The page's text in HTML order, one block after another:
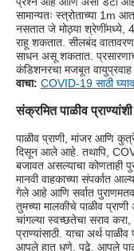
सामान्यतः स्त्रोताच्या
नसतात जे मोठ्या
राहू शकतात. सीलबंद
साधन असू शकतात.
कंडिशनरचा मजबूत वायुप्रवाह
वाचा: COVID-19 साठी
संक्रमित पाळीव
पाळीव प्राणी, मांजर आणि
दिसून आले आहे. तथापि,
बजावत असल्याचा कोणताही
मानवी वाहकाच्या संपर्कात
गेले आहे आणि सर्वात
तुमच्या मालकीचे पाळीव
चांगल्या स्वच्छतेचा सराव
प्राण्यांसाठी. याचा अर्थ
आपले हात धुणे. पुढे, आपले